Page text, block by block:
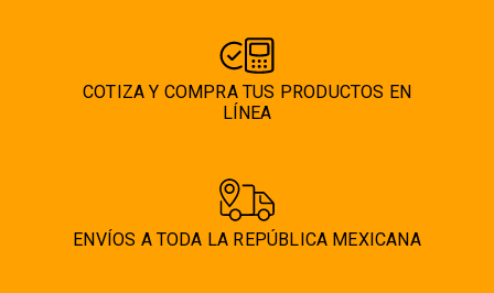
COTIZA Y COMPRA TUS PRODUCTOS EN
LÍNEA
ENVÍOS A TODA LA REPÚBLICA MEXICANA